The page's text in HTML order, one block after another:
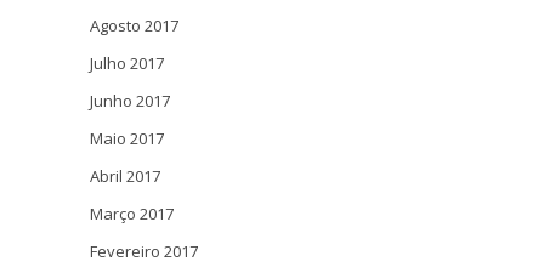
Agosto 2017
Julho 2017
Junho 2017
Maio 2017
Abril 2017
Março 2017
Fevereiro 2017